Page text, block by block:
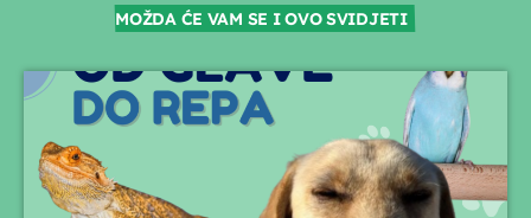
09:00 - 09:40
09:40 - 09:45
09:45 - 10:00
MOŽDA ĆE VAM SE I OVO SVIDJETI